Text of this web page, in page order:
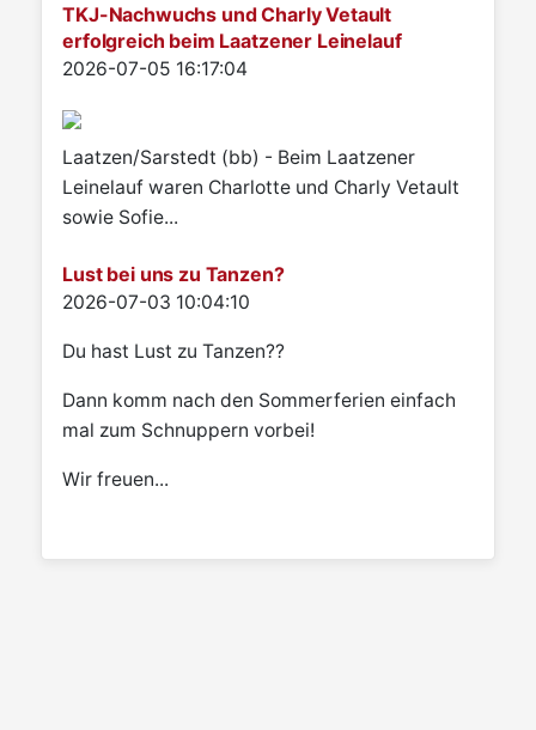
TKJ-Nachwuchs und Charly Vetault
erfolgreich beim Laatzener Leinelauf
Details
2026-07-05 16:17:04
Laatzen/Sarstedt (bb) - Beim Laatzener
Leinelauf waren Charlotte und Charly Vetault
sowie Sofie...
Lust bei uns zu Tanzen?
Details
2026-07-03 10:04:10
Du hast Lust zu Tanzen??
Dann komm nach den Sommerferien einfach
mal zum Schnuppern vorbei!
Wir freuen...